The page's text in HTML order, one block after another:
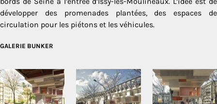
développer des promenades plantées, des espaces de
circulation pour les piétons et les véhicules.
GALERIE BUNKER